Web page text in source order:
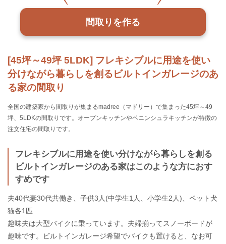
[45坪～49坪 5LDK] フレキシブルに用途を使い
分けながら暮らしを創るビルトインガレージのあ
る家の間取り
全国の建築家から間取りが集まるmadree（マドリー）で集まった45坪～49
坪、5LDKの間取りです。オープンキッチンやペニンシュラキッチンが特徴の
注文住宅の間取りです。
フレキシブルに用途を使い分けながら暮らしを創る
ビルトインガレージのある家はこのような方におす
すめです
夫40代妻30代共働き、子供3人(中学生1人、小学生2人)、ペット犬
猫各1匹
趣味夫は大型バイクに乗っています。夫婦揃ってスノーボードが
趣味です。ビルトインガレージ希望でバイクも置けると、なお可
間取りを作る